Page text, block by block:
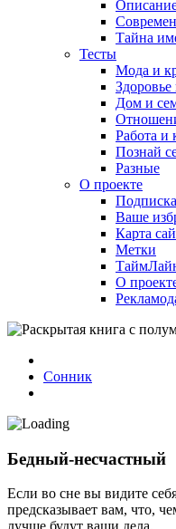
Тайна
Тесты
Мода и
Дом и
Работа и
Познай
Разные
О проекте
Подписка
Ваше
Карта
Метки
О
Сонник
Бедный-несчастный
Если во сне вы видите
предсказывает вам, что,